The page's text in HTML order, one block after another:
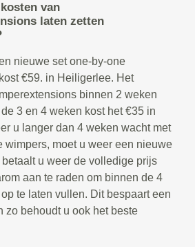
van
laten zetten
nieuwe set one-by-one
€59. in Heiligerlee. Het
binnen 2 weken
3 en 4 weken kost het €35 in
u langer dan 4 weken wacht met
wimpers, moet u weer een nieuwe
u weer de volledige prijs
aan te raden om binnen de 4
te laten vullen. Dit bespaart een
zo behoudt u ook het beste